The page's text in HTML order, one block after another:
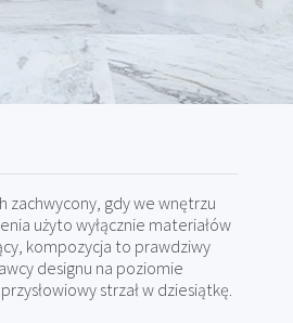
zachwycony, gdy we wnętrzu
użyto wyłącznie materiałów
kompozycja to prawdziwy
designu na poziomie
strzał w dziesiątkę.